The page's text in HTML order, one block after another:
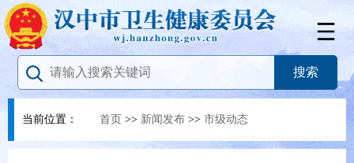
当前位置： 首页 >> 新闻发布 >> 市级动态